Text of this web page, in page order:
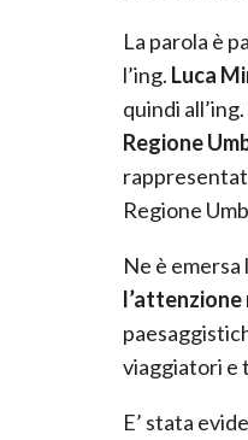
La parola è
l’ing. Luca
quindi all’ing.
Regione
Regione
Ne è emersa
viaggiatori e
E’ stata